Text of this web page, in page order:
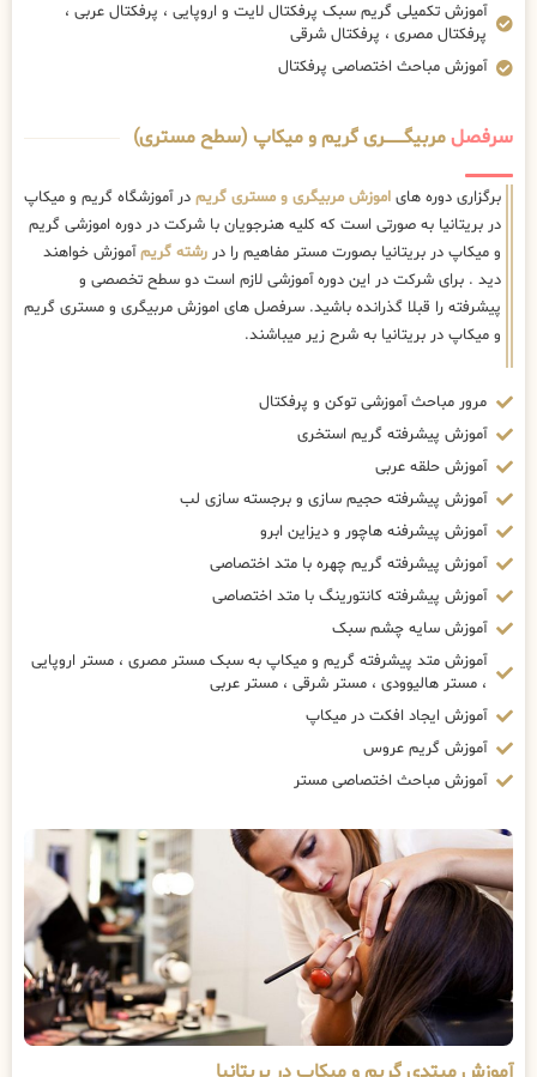
آموزش تکمیلی گریم سبک پرفکتال لایت و اروپایی ، پرفکتال عربی ،
پرفکتال مصری ، پرفکتال شرقی
آموزش مباحث اختصاصی پرفکتال
سرفصلمربیگــــــــری گریم و میکاپ (سطح مستری)
برگزاری دوره های اموزش مربیگری و مستری گریم در آموزشگاه گریم و میکاپ
در بریتانیا به صورتی است که کلیه هنرجویان با شرکت در دوره اموزشی گریم
و میکاپ در بریتانیا بصورت مستر مفاهیم را در رشته گریمآموزش خواهند
دید . برای شرکت در این دوره آموزشی لازم است دو سطح تخصصی و
پیشرفته را قبلا گذرانده باشید. سرفصل های اموزش مربیگری و مستری گریم
و میکاپ در بریتانیا به شرح زیر میباشند.
مرور مباحث آموزشی توکن و پرفکتال
آموزش پیشرفته گریم استخری
آموزش حلقه عربی
آموزش پیشرفته حجیم سازی و برجسته سازی لب
آموزش پیشرفنه هاچور و دیزاین ابرو
آموزش پیشرفته گریم چهره با متد اختصاصی
آموزش پیشرفته کانتورینگ با متد اختصاصی
آموزش سایه چشم سبک
آموزش متد پیشرفته گریم و میکاپ به سبک مستر مصری ، مستر اروپایی
، مستر هالیوودی ، مستر شرقی ، مستر عربی
آموزش ایجاد افکت در میکاپ
آموزش گریم عروس
آموزش مباحث اختصاصی مستر